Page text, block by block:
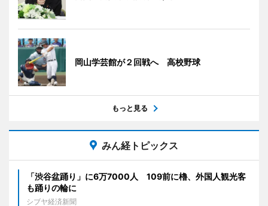
岡山学芸館が２回戦へ 高校野球
もっと見る
みん経トピックス
「渋谷盆踊り」に6万7000人 109前に櫓、外国人観光客
も踊りの輪に
シブヤ経済新聞